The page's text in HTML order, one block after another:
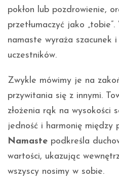
pokłon lub pozdrowienie,
przetłumaczyć jako
namaste wyraża szacunek
uczestników.
Zwykle mówimy je na
przywitania się z innymi.
złożenia rąk na wysokości
jedność i harmonię między
Namaste podkreśla
wartości, ukazując
wszyscy nosimy w sobie.